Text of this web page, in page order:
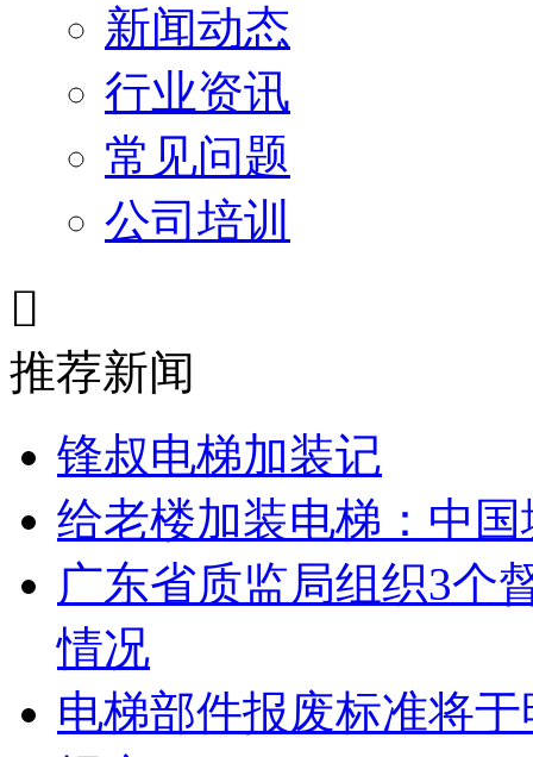
新闻动态
行业资讯
常见问题
公司培训

推荐新闻
锋叔电梯加装记
给老楼加装电梯：中
广东省质监局组织3个
情况
电梯部件报废标准将